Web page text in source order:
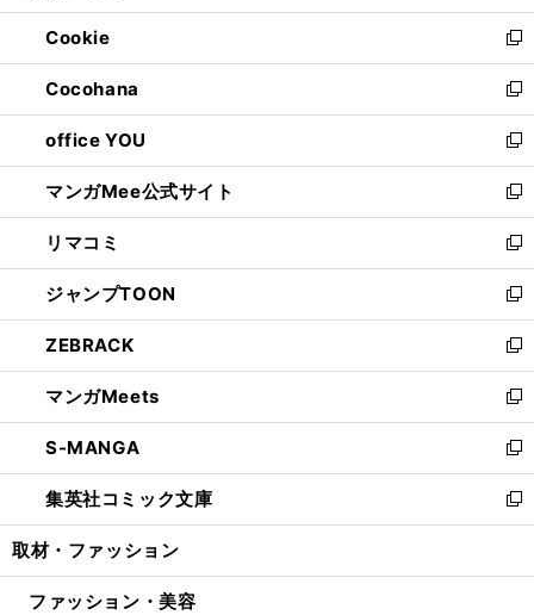
開
く
ウ
で
開
く
ン
ド
ウ
で
開
く
ウ
ィ
ン
ド
ウ
で
開
く
Cookie
新
し
い
ウ
ィ
ン
ド
ウ
で
開
く
Cocohana
新
し
い
ウ
ィ
ン
ド
ウ
で
開
く
office YOU
新
し
い
ウ
ィ
ン
ド
ウ
で
開
く
マンガMee公式サイト
新
し
い
ウ
ィ
ン
ド
ウ
で
開
く
リマコミ
新
し
い
ウ
ィ
ン
ド
ウ
で
開
く
ジャンプTOON
新
し
い
ウ
ィ
ン
ド
ウ
で
開
ZEBRACK
新
し
い
ウ
ィ
ン
ド
ウ
開
マンガMeets
新
し
い
ウ
ィ
ン
ウ
S-MANGA
新
し
い
ウ
ン
集英社コミック文庫
新
し
ウ
取材・ファッション
ファッション・美容